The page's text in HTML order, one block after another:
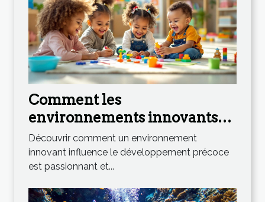
Comment les
environnements innovants
stimulent le développement
précoce ?
Découvrir comment un environnement
innovant influence le développement précoce
est passionnant et...